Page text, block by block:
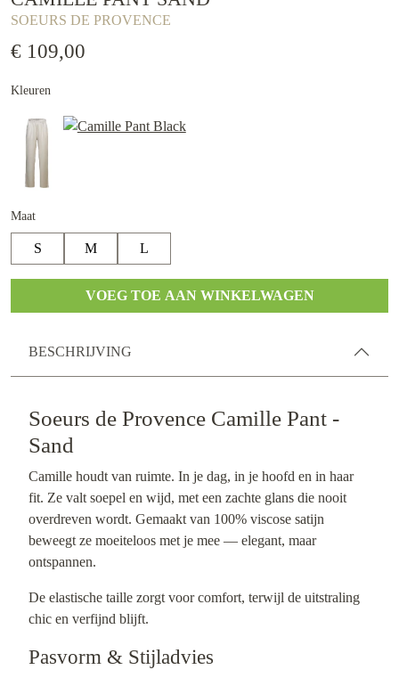
SOEURS DE PROVENCE
€ 109,00
Kleuren
Maat
S M L
VOEG TOE AAN WINKELWAGEN
BESCHRIJVING
Soeurs de Provence Camille Pant -
Sand
Camille houdt van ruimte. In je dag, in je hoofd en in haar
fit. Ze valt soepel en wijd, met een zachte glans die nooit
overdreven wordt. Gemaakt van 100% viscose satijn
beweegt ze moeiteloos met je mee — elegant, maar
ontspannen.
De elastische taille zorgt voor comfort, terwijl de uitstraling
chic en verfijnd blijft.
Pasvorm & Stijladvies